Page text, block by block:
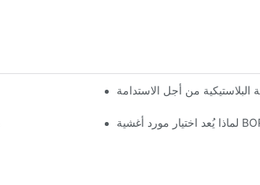
البلاستيكية من أجل الاستدامة